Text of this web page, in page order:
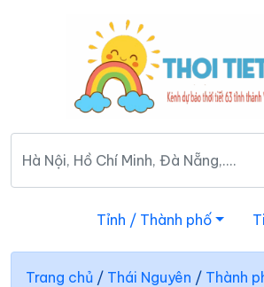
Tỉnh / Thành phố
Trang chủ / Thái Nguyên / Thành